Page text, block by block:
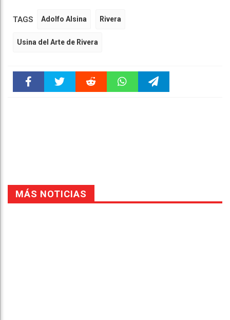
TAGS Adolfo Alsina Rivera
Usina del Arte de Rivera
MÁS NOTICIAS